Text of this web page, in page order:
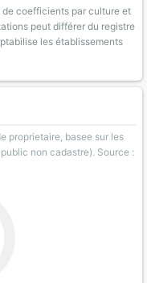
coefficients par culture et
peut différer du registre
les établissements
proprietaire, basee sur les
non cadastre). Source :